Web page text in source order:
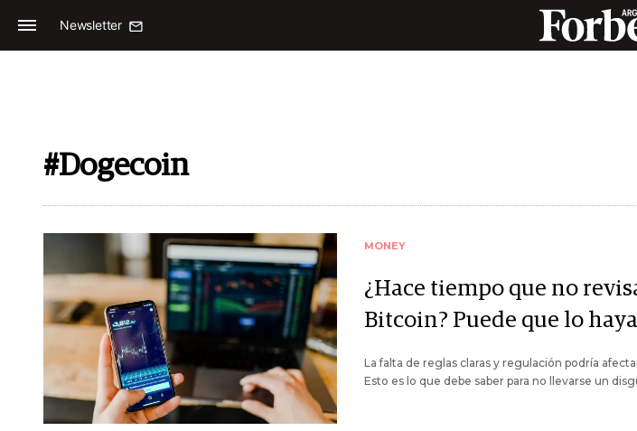
Newsletter
#Dogecoin
MONEY
¿Hace tiempo que no
Bitcoin? Puede que lo
La falta de reglas claras y regulación podría
Esto es lo que debe saber para no llevarse un